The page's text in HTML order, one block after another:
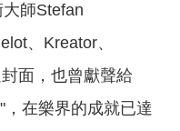
師Stefan
、Kreator、
面，也曾獻聲給
在樂界的成就已達